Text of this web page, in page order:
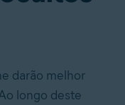
darão melhor
longo deste